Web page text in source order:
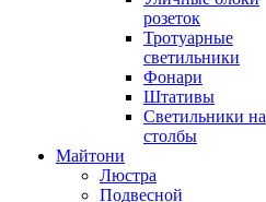
розеток
Тротуарные
светильники
Фонари
Штативы
Светильники на
столбы
Майтони
Люстра
Подвесной